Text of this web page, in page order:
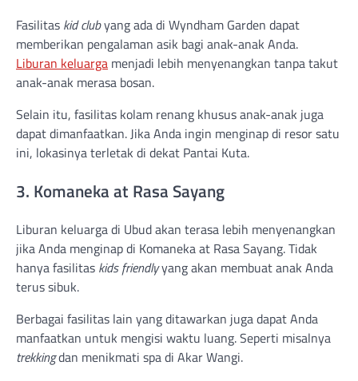
Fasilitas kid clubyang ada di Wyndham Garden dapat
memberikan pengalaman asik bagi anak-anak Anda.
Liburan keluarga menjadi lebih menyenangkan tanpa takut
anak-anak merasa bosan.
Selain itu, fasilitas kolam renang khusus anak-anak juga
dapat dimanfaatkan. Jika Anda ingin menginap di resor satu
ini, lokasinya terletak di dekat Pantai Kuta.
3. Komaneka at Rasa Sayang
Liburan keluarga di Ubud akan terasa lebih menyenangkan
jika Anda menginap di Komaneka at Rasa Sayang. Tidak
hanya fasilitas kids friendlyyang akan membuat anak Anda
terus sibuk.
Berbagai fasilitas lain yang ditawarkan juga dapat Anda
manfaatkan untuk mengisi waktu luang. Seperti misalnya
trekkingdan menikmati spa di Akar Wangi.